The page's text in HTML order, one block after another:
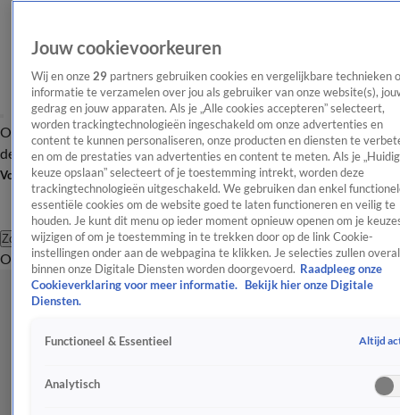
OverzichtAfleveringen Entertainment TV Algemeen
Tip
de redactieNieuwsbrief
Volg Shownieuws
Zoeken
OverzichtEntertainmentSpraakmakendRealityCrimeVideo's
Jouw cookievoorkeuren
Wij en onze 29 partners gebruiken cookies en vergelijkbare technieken
informatie te verzamelen over jou als gebruiker van onze website(s),
gedrag en jouw apparaten. Als je „Alle cookies accepteren” selecteert,
worden trackingtechnologieën ingeschakeld om onze advertenties en
content te kunnen personaliseren, onze producten en diensten te
en om de prestaties van advertenties en content te meten. Als je
keuze opslaan” selecteert of je toestemming intrekt, worden deze
trackingtechnologieën uitgeschakeld. We gebruiken dan enkel
essentiële cookies om de website goed te laten functioneren en veilig te
houden. Je kunt dit menu op ieder moment opnieuw openen om je
wijzigen of om je toestemming in te trekken door op de link Cookie-
instellingen onder aan de webpagina te klikken. Je selecties zullen overal
binnen onze Digitale Diensten worden doorgevoerd. Raadpleeg onze
Cookieverklaring voor meer informatie.
Bekijk hier onze Digitale
Diensten.
Functioneel & Essentieel Altijd
Analytisch